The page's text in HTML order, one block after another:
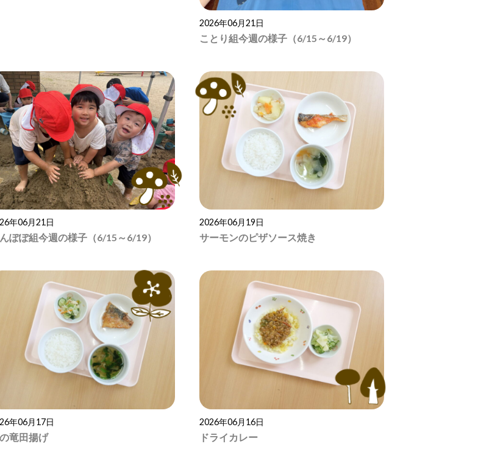
2026年06月21日
ことり組今週の様子（6/15～6/19）
年06月21日
ぽぽ組今週の様子（6/15～6/19）
2026年06月19日
サーモンのピザソース焼き
年06月17日
竜田揚げ
2026年06月16日
ドライカレー